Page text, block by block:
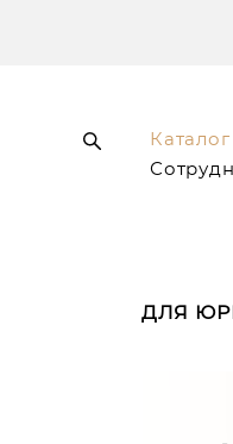
Каталог
ДЛЯ